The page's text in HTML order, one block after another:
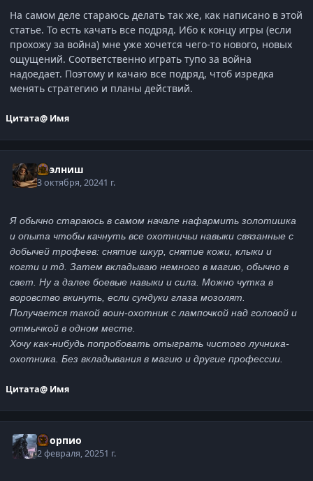
На самом деле стараюсь делать так же, как написано в этой
статье. То есть качать все подряд. Ибо к концу игры (если
прохожу за война) мне уже хочется чего-то нового, новых
ощущений. Соответственно играть тупо за война
надоедает. Поэтому и качаю все подряд, чтоб изредка
менять стратегию и планы действий.
Цитата@ Имя
Нээлниш
3 октября, 20241 г.
Я обычно стараюсь в самом начале нафармить золотишка
и опыта чтобы качнуть все охотничьи навыки связанные с
добычей трофеев: снятие шкур, снятие кожи, клыки и
когти и тд. Затем вкладываю немного в магию, обычно в
свет. Ну а далее боевые навыки и сила. Можно чутка в
воровство вкинуть, если сундуки глаза мозолят.
Получается такой воин-охотник с лампочкой над головой и
отмычкой в одном месте.
Хочу как-нибудь попробовать отыграть чистого лучника-
охотника. Без вкладывания в магию и другие профессии.
Цитата@ Имя
Скорпио
2 февраля, 20251 г.